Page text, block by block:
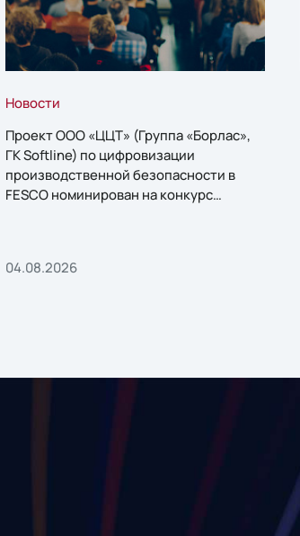
Новости
Проект ООО «ЦЦТ» (Группа «Борлас»,
ГК Softline) по цифровизации
производственной безопасности в
FESCO номинирован на конкурс
04.08.2026